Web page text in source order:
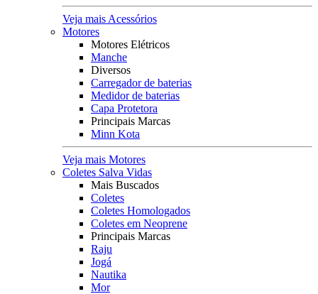
Veja mais Acessórios
Motores
Motores Elétricos
Manche
Diversos
Carregador de baterias
Medidor de baterias
Capa Protetora
Principais Marcas
Minn Kota
Veja mais Motores
Coletes Salva Vidas
Mais Buscados
Coletes
Coletes Homologados
Coletes em Neoprene
Principais Marcas
Raju
Jogá
Nautika
Mor